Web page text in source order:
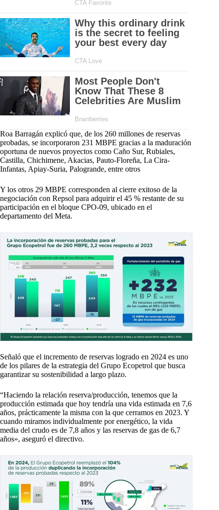
Roa Barragán explicó que, de los 260 millones de reservas
probadas, se incorporaron 231 MBPE gracias a la maduración
oportuna de nuevos proyectos como Caño Sur, Rubiales,
Castilla, Chichimene, Akacias, Pauto-Floreña, La Cira-
Infantas, Apiay-Suria, Palogrande, entre otros
Y los otros 29 MBPE corresponden al cierre exitoso de la
negociación con Repsol para adquirir el 45 % restante de su
participación en el bloque CPO-09, ubicado en el
departamento del Meta.
Señaló que el incremento de reservas logrado en 2024 es uno
de los pilares de la estrategia del Grupo Ecopetrol que busca
garantizar su sostenibilidad a largo plazo.
“Haciendo la relación reserva/producción, tenemos que la
producción estimada que hoy tendría una vida estimada en 7,6
años, prácticamente la misma con la que cerramos en 2023. Y
cuando miramos individualmente por energético, la vida
media del crudo es de 7,8 años y las reservas de gas de 6,7
años», aseguró el directivo.